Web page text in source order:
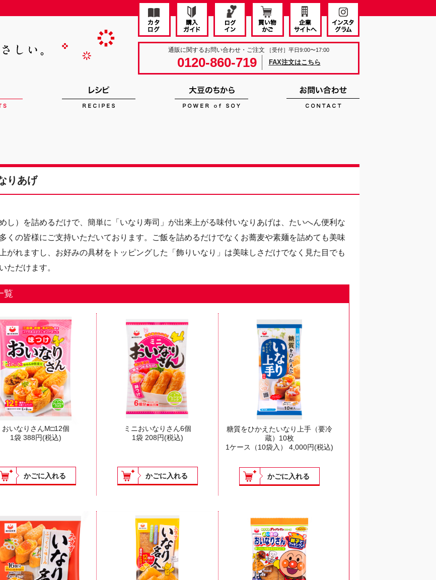
通販に関するお問い合わせ・ご注文 ［受付］平日9:00〜17:00
0120-860-719 FAX注文はこちら
りあげ
し）を詰めるだけで、簡単に「いなり寿司」が出来上がる味付いなりあげは、たいへん便利な
くの皆様にご支持いただいております。ご飯を詰めるだけでなくお蕎麦や素麺を詰めても美味
がれますし、お好みの具材をトッピングした「飾りいなり」は美味しさだけでなく見た目でも
ただけます。
覧
おいなりさんM□12個
1袋 388円(税込)
かごに入れる
ミニおいなりさん6個
1袋 208円(税込)
かごに入れる
糖質をひかえたいなり上手（要冷
蔵）10枚
1ケース（10袋入） 4,000円(税込)
かごに入れる